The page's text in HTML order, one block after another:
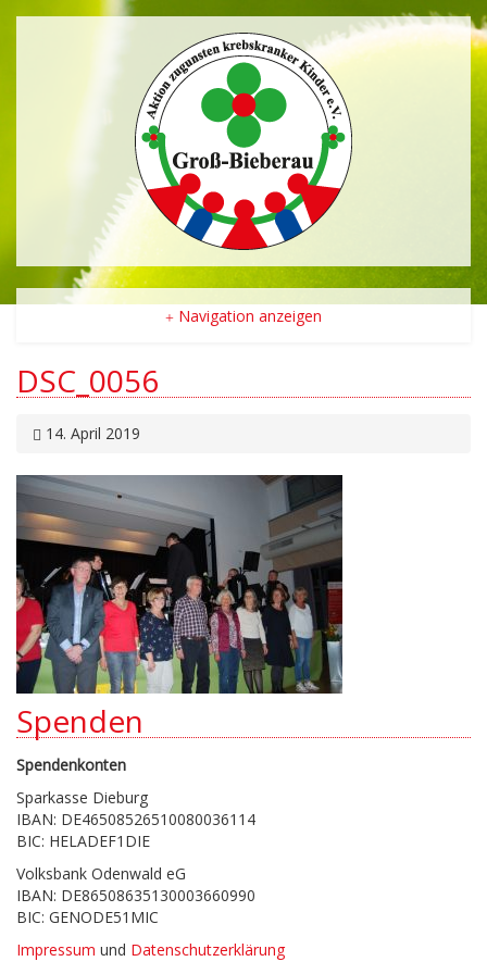
Navigation anzeigen
DSC_0056
14. April 2019
Spenden
Spendenkonten
Sparkasse Dieburg
IBAN: DE46508526510080036114
BIC: HELADEF1DIE
Volksbank Odenwald eG
IBAN: DE86508635130003660990
BIC: GENODE51MIC
Impressum und Datenschutzerklärung